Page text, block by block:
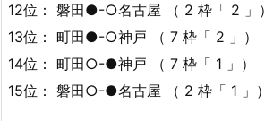
12位： 磐田●-○名古屋 （ 2 枠「 2 」）
13位： 町田●-○神戸 （ 7 枠「 2 」）
14位： 町田○-●神戸 （ 7 枠「 1 」）
15位： 磐田○-●名古屋 （ 2 枠「 1 」）